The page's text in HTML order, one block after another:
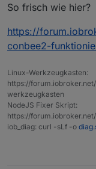
So frisch wie hier?
https://
conbee2-
Linux-Werkzeugkasten:
https://
werkzeugkasten
NodeJS Fixer Skript:
https://
iob_diag: curl -sLf -o